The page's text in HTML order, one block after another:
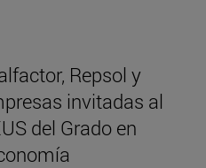
Repsol y
invitadas al
del Grado en